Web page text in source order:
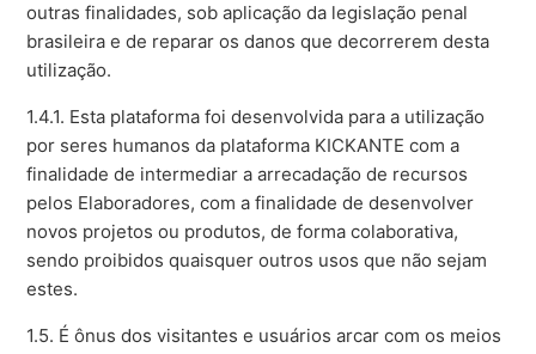
outras finalidades, sob aplicação da legislação penal
brasileira e de reparar os danos que decorrerem desta
utilização.
1.4.1. Esta plataforma foi desenvolvida para a utilização
por seres humanos da plataforma KICKANTE com a
finalidade de intermediar a arrecadação de recursos
pelos Elaboradores, com a finalidade de desenvolver
novos projetos ou produtos, de forma colaborativa,
sendo proibidos quaisquer outros usos que não sejam
estes.
1.5. É ônus dos visitantes e usuários arcar com os meios